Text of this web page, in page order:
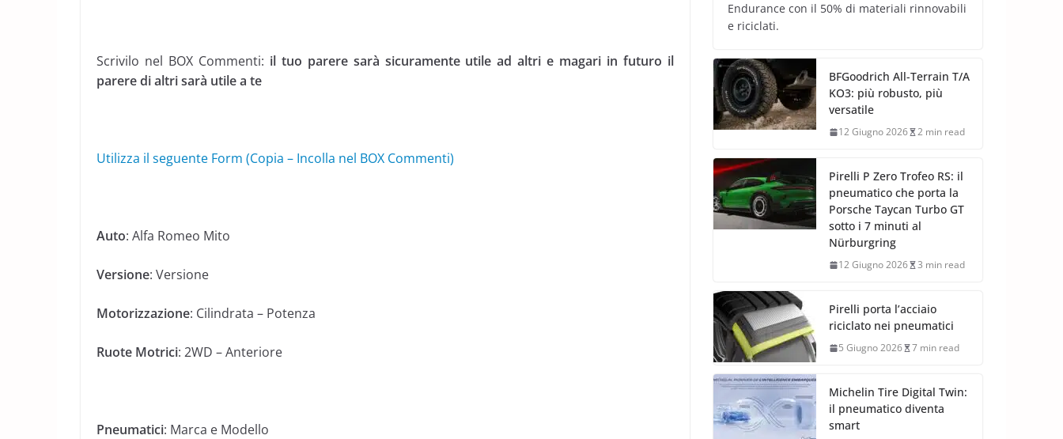
Scrivilo nel BOX Commenti: il tuo parere sarà sicuramente utile ad altri e magari in futuro il
parere di altri sarà utile a te
Utilizza il seguente Form (Copia – Incolla nel BOX Commenti)
Auto: Alfa Romeo Mito
Versione: Versione
Motorizzazione: Cilindrata – Potenza
Ruote Motrici: 2WD – Anteriore
Pneumatici: Marca e Modello
Endurance con il 50% di materiali rinnovabili
e riciclati.
BFGoodrich All-Terrain T/A
KO3: più robusto, più
versatile
12 Giugno 2026 2 min read
Pirelli P Zero Trofeo RS: il
pneumatico che porta la
Porsche Taycan Turbo GT
sotto i 7 minuti al
Nürburgring
12 Giugno 2026 3 min read
Pirelli porta l’acciaio
riciclato nei pneumatici
5 Giugno 2026 7 min read
Michelin Tire Digital Twin:
il pneumatico diventa
smart